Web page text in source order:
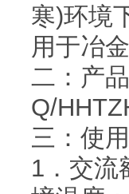
寒)环境
用于冶
二：产
Q/
三：使
1．交流